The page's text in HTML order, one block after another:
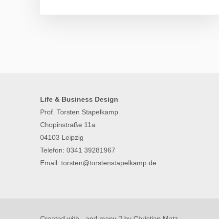
Life & Business Design
Prof. Torsten Stapelkamp
Chopinstraße 11a
04103 Leipzig
Telefon: 0341 39281967
Email: torsten@torstenstapelkamp.de